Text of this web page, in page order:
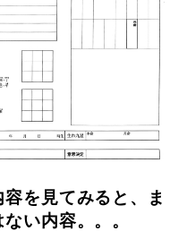
を見てみると、ま
い内容。。。